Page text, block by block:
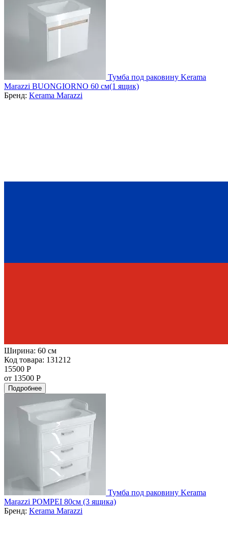
Тумба под раковину Kerama
Marazzi BUONGIORNO 60 см(1 ящик)
Бренд: Kerama Marazzi
Ширина: 60 см
Код товара: 131212
15500 Р
от 13500 Р
Подробнее
Тумба под раковину Kerama
Marazzi POMPEI 80см (3 ящика)
Бренд: Kerama Marazzi